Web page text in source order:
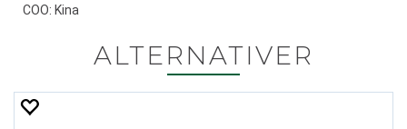
COO: Kina
ALTERNATIVER